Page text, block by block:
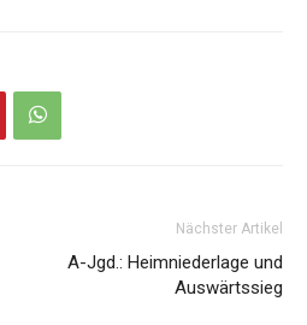
Nächster Artikel
A-Jgd.: Heimniederlage und
Auswärtssieg